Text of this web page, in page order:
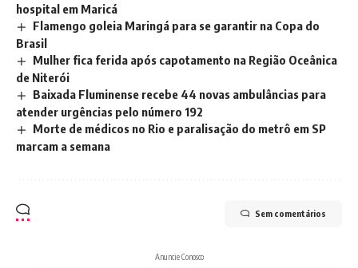
hospital em Maricá
Flamengo goleia Maringá para se garantir na Copa do
Brasil
Mulher fica ferida após capotamento na Região Oceânica
de Niterói
Baixada Fluminense recebe 44 novas ambulâncias para
atender urgências pelo número 192
Morte de médicos no Rio e paralisação do metrô em SP
marcam a semana
Sem comentários
Anuncie Conosco